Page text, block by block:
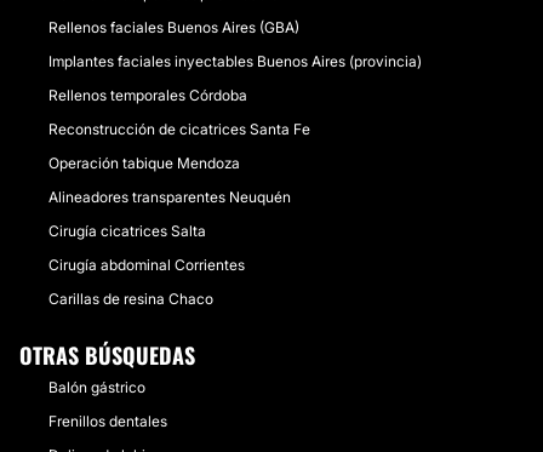
Rellenos faciales Buenos Aires (GBA)
Implantes faciales inyectables Buenos Aires (provincia)
Rellenos temporales Córdoba
Reconstrucción de cicatrices Santa Fe
Operación tabique Mendoza
Alineadores transparentes Neuquén
Cirugía cicatrices Salta
Cirugía abdominal Corrientes
Carillas de resina Chaco
OTRAS BÚSQUEDAS
Balón gástrico
Frenillos dentales